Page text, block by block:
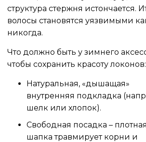
структура стержня истончается.
волосы становятся уязвимыми
никогда.
Что должно быть у зимнего
чтобы сохранить красоту локонов:
Натуральная, «дышащая»
внутренняя подкладка
шелк или хлопок).
Свободная посадка – плотная
шапка травмирует корни и